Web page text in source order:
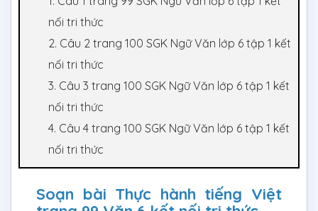
nối tri thức
2. Câu 2 trang 100 SGK Ngữ Văn lớp 6 tập 1 kết
nối tri thức
3. Câu 3 trang 100 SGK Ngữ Văn lớp 6 tập 1 kết
nối tri thức
4. Câu 4 trang 100 SGK Ngữ Văn lớp 6 tập 1 kết
nối tri thức
Soạn bài Thực hành tiếng Việt